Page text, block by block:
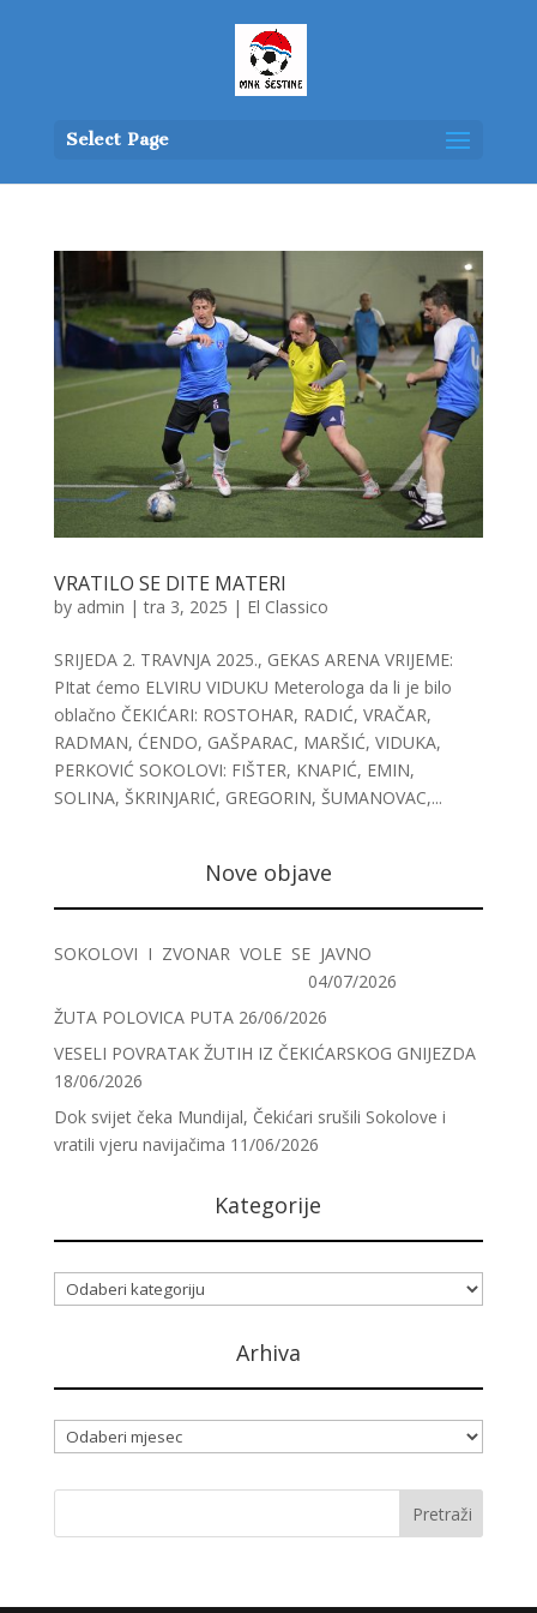
Select Page
VRATILO SE DITE MATERI
by admin |tra 3, 2025 | El Classico
SRIJEDA 2. TRAVNJA 2025., GEKAS ARENA VRIJEME:
PItat ćemo ELVIRU VIDUKU Meterologa da li je bilo
oblačno ČEKIĆARI: ROSTOHAR, RADIĆ, VRAČAR,
RADMAN, ĆENDO, GAŠPARAC, MARŠIĆ, VIDUKA,
PERKOVIĆ SOKOLOVI: FIŠTER, KNAPIĆ, EMIN,
SOLINA, ŠKRINJARIĆ, GREGORIN, ŠUMANOVAC,...
Nove objave
SOKOLOVI I ZVONAR VOLE SE JAVNO
04/07/2026
ŽUTA POLOVICA PUTA 26/06/2026
VESELI POVRATAK ŽUTIH IZ ČEKIĆARSKOG GNIJEZDA
18/06/2026
Dok svijet čeka Mundijal, Čekićari srušili Sokolove i
vratili vjeru navijačima 11/06/2026
Kategorije
Kategorije
Arhiva
Arhiva